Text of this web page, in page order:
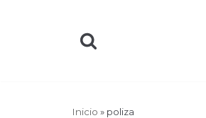
Inicio » poliza